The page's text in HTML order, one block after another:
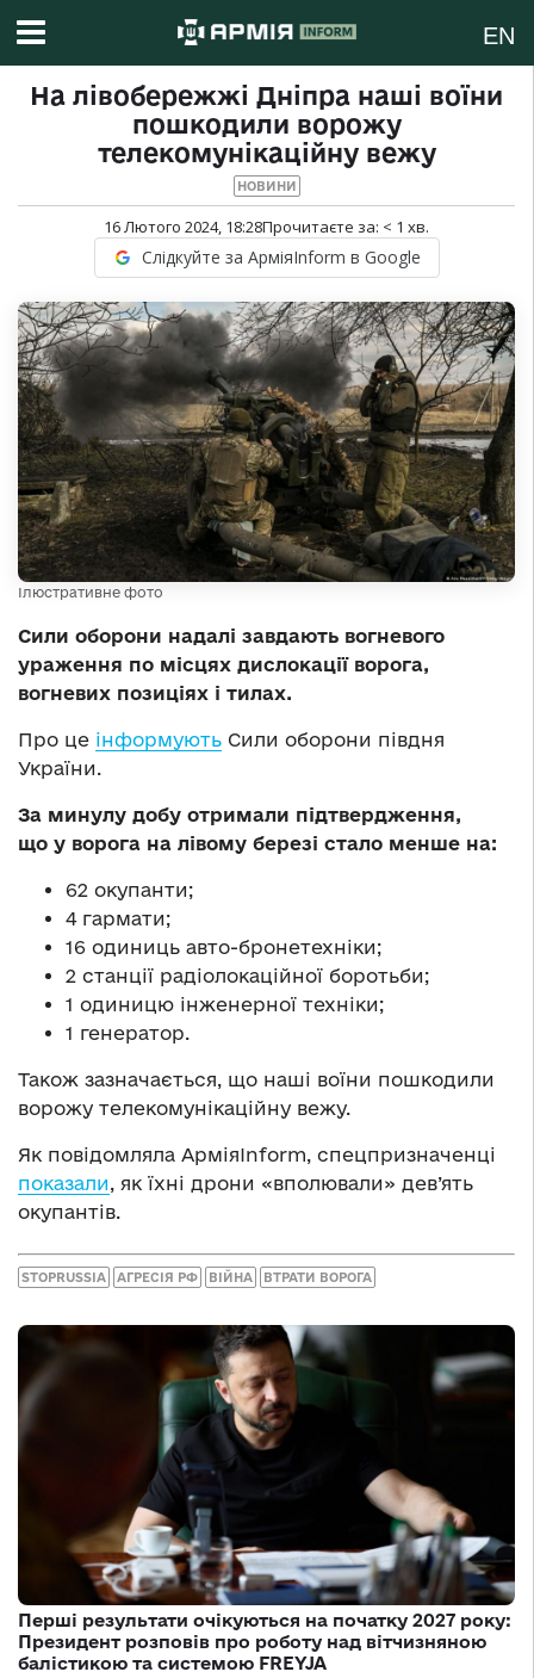
EN
На лівобережжі Дніпра наші воїни
пошкодили ворожу
телекомунікаційну вежу
НОВИНИ
16 Лютого 2024, 18:28Прочитаєте за: < 1 хв.
Слідкуйте за АрміяInform в Google
Ілюстративне фото
Сили оборони надалі завдають вогневого
ураження по місцях дислокації ворога,
вогневих позиціях і тилах.
Про це інформують Сили оборони півдня
України.
За минулу добу отримали підтвердження,
що у ворога на лівому березі стало менше на:
62 окупанти;
4 гармати;
16 одиниць авто-бронетехніки;
2 станції радіолокаційної боротьби;
1 одиницю інженерної техніки;
1 генератор.
Також зазначається, що наші воїни пошкодили
ворожу телекомунікаційну вежу.
Як повідомляла АрміяInform, спецпризначенці
показали, як їхні дрони «вполювали» дев’ять
окупантів.
STOPRUSSIA АГРЕСІЯ РФ ВІЙНА ВТРАТИ ВОРОГА
Перші результати очікуються на початку 2027 року:
Президент розповів про роботу над вітчизняною
балістикою та системою FREYJA